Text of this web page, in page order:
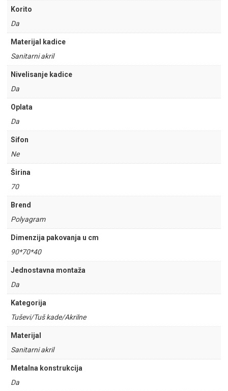
Korito
Da
Materijal kadice
Sanitarni akril
Nivelisanje kadice
Da
Oplata
Da
Sifon
Ne
Širina
70
Brend
Polyagram
Dimenzija pakovanja u cm
90*70*40
Jednostavna montaža
Da
Kategorija
Tuševi/Tuš kade/Akrilne
Materijal
Sanitarni akril
Metalna konstrukcija
Da